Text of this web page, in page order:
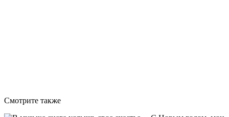
Смотрите также